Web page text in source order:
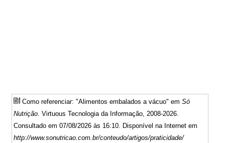
Como referenciar: "Alimentos embalados a vácuo" emSó
Nutrição. Virtuous Tecnologia da Informação, 2008-2026.
Consultado em 07/08/2026 às 16:10. Disponível na Internet em
http://www.sonutricao.com.br/conteudo/artigos/praticidade/